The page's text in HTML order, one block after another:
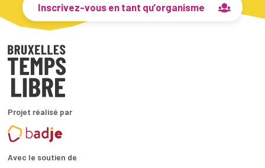
Inscrivez-vous en tant qu’organisme
Projet réalisé par
Avec le soutien de